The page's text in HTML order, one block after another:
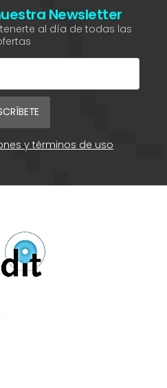
Newsletter
al día de todas las
y términos de uso